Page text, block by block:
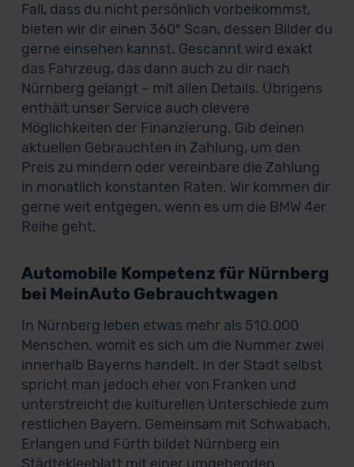
Fall, dass du nicht persönlich vorbeikommst,
bieten wir dir einen 360° Scan, dessen Bilder du
gerne einsehen kannst. Gescannt wird exakt
das Fahrzeug, das dann auch zu dir nach
Nürnberg gelangt – mit allen Details. Übrigens
enthält unser Service auch clevere
Möglichkeiten der Finanzierung. Gib deinen
aktuellen Gebrauchten in Zahlung, um den
Preis zu mindern oder vereinbare die Zahlung
in monatlich konstanten Raten. Wir kommen dir
gerne weit entgegen, wenn es um die BMW 4er
Reihe geht.
Automobile Kompetenz für Nürnberg
bei MeinAuto Gebrauchtwagen
In Nürnberg leben etwas mehr als 510.000
Menschen, womit es sich um die Nummer zwei
innerhalb Bayerns handelt. In der Stadt selbst
spricht man jedoch eher von Franken und
unterstreicht die kulturellen Unterschiede zum
restlichen Bayern. Gemeinsam mit Schwabach,
Erlangen und Fürth bildet Nürnberg ein